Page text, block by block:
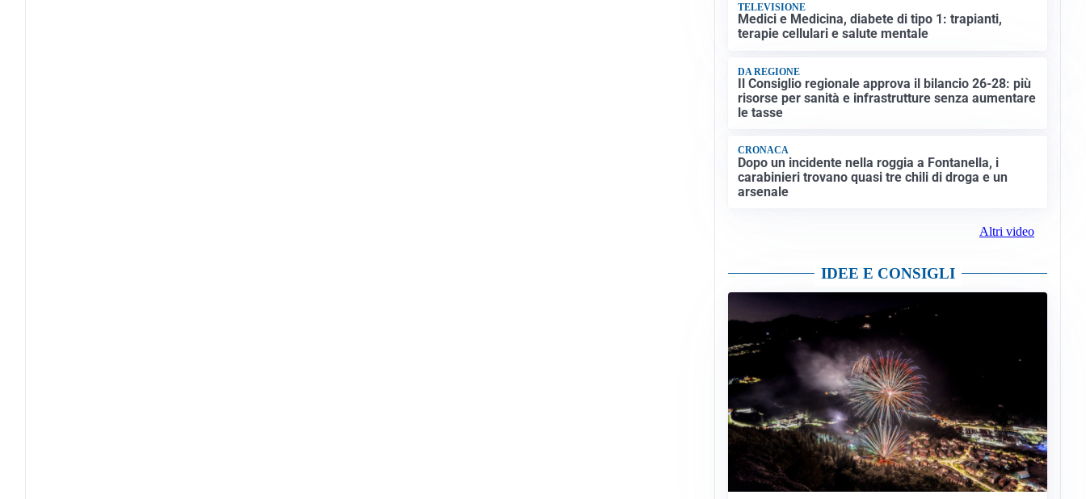
TELEVISIONE
Medici e Medicina, diabete di tipo 1: trapianti,
terapie cellulari e salute mentale
DA REGIONE
Il Consiglio regionale approva il bilancio 26-28: più
risorse per sanità e infrastrutture senza aumentare
le tasse
CRONACA
Dopo un incidente nella roggia a Fontanella, i
carabinieri trovano quasi tre chili di droga e un
arsenale
Altri video
IDEE E CONSIGLI